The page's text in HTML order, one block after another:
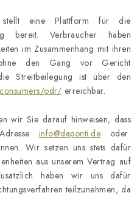
stellt eine Plattform für die
bereit. Verbraucher haben
im Zusammenhang mit ihren
ohne den Gang vor Gericht
Streitbeilegung ist über den
odr/ erreichbar.
wir Sie darauf hinweisen, dass
info@daponti.de oder
Wir setzen uns stets dafür
aus unserem Vertrag auf
haben wir uns dafür
teilzunehmen, da